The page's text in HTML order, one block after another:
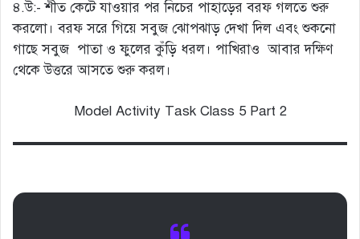
৪.উ:- শীত কেটে যাওয়ার পর নিচের পাহাড়ের বরফ গলতে শুরু
করলো। বরফ সরে গিয়ে সবুজ ঝোপঝাড় দেখা দিল এবং শুকনো
গাছে সবুজ পাতা ও ফুলের কুঁড়ি ধরল। পাখিরাও আবার দক্ষিণ
থেকে উত্তরে আসতে শুরু করল।
Model Activity Task Class 5 Part 2